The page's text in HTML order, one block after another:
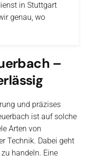
in Stuttgart
genau, wo
–
und präzises
ist auf solche
Arten von
Technik. Dabei geht
handeln. Eine